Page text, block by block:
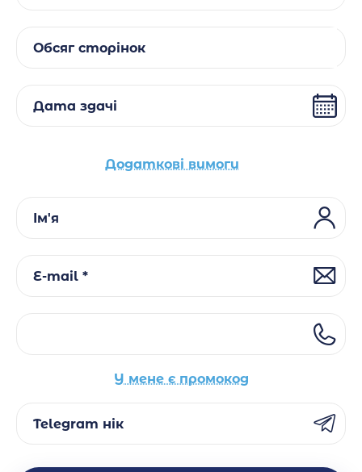
Обсяг сторінок
Дата здачі
Додаткові вимоги
Ім'я
E-mail *
У мене є промокод
Telegram нік